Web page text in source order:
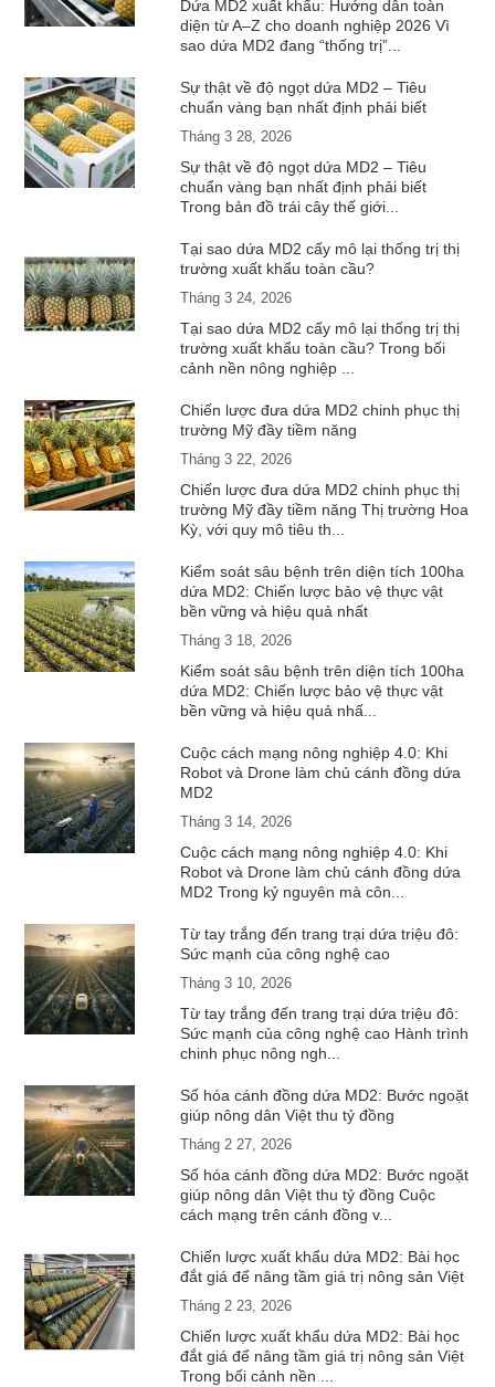
Dứa MD2 xuất khẩu: Hướng dẫn toàn
diện từ A–Z cho doanh nghiệp 2026 Vì
sao dứa MD2 đang “thống trị”...
Sự thật về độ ngọt dứa MD2 – Tiêu
chuẩn vàng bạn nhất định phải biết
Tháng 3 28, 2026
Sự thật về độ ngọt dứa MD2 – Tiêu
chuẩn vàng bạn nhất định phải biết
Trong bản đồ trái cây thế giới...
Tại sao dứa MD2 cấy mô lại thống trị thị
trường xuất khẩu toàn cầu?
Tháng 3 24, 2026
Tại sao dứa MD2 cấy mô lại thống trị thị
trường xuất khẩu toàn cầu? Trong bối
cảnh nền nông nghiệp ...
Chiến lược đưa dứa MD2 chinh phục thị
trường Mỹ đầy tiềm năng
Tháng 3 22, 2026
Chiến lược đưa dứa MD2 chinh phục thị
trường Mỹ đầy tiềm năng Thị trường Hoa
Kỳ, với quy mô tiêu th...
Kiểm soát sâu bệnh trên diện tích 100ha
dứa MD2: Chiến lược bảo vệ thực vật
bền vững và hiệu quả nhất
Tháng 3 18, 2026
Kiểm soát sâu bệnh trên diện tích 100ha
dứa MD2: Chiến lược bảo vệ thực vật
bền vững và hiệu quả nhấ...
Cuộc cách mạng nông nghiệp 4.0: Khi
Robot và Drone làm chủ cánh đồng dứa
MD2
Tháng 3 14, 2026
Cuộc cách mạng nông nghiệp 4.0: Khi
Robot và Drone làm chủ cánh đồng dứa
MD2 Trong kỷ nguyên mà côn...
Từ tay trắng đến trang trại dứa triệu đô:
Sức mạnh của công nghệ cao
Tháng 3 10, 2026
Từ tay trắng đến trang trại dứa triệu đô:
Sức mạnh của công nghệ cao Hành trình
chinh phục nông ngh...
Số hóa cánh đồng dứa MD2: Bước ngoặt
giúp nông dân Việt thu tỷ đồng
Tháng 2 27, 2026
Số hóa cánh đồng dứa MD2: Bước ngoặt
giúp nông dân Việt thu tỷ đồng Cuộc
cách mạng trên cánh đồng v...
Chiến lược xuất khẩu dứa MD2: Bài học
đắt giá để nâng tầm giá trị nông sản Việt
Tháng 2 23, 2026
Chiến lược xuất khẩu dứa MD2: Bài học
đắt giá để nâng tầm giá trị nông sản Việt
Trong bối cảnh nền ...